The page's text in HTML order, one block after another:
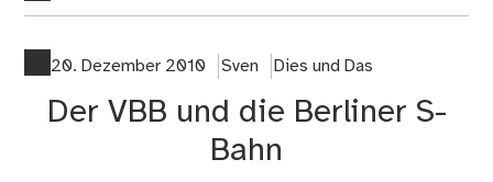
20. Dezember 2010 Sven Dies und Das
Der VBB und die Berliner S-
Bahn